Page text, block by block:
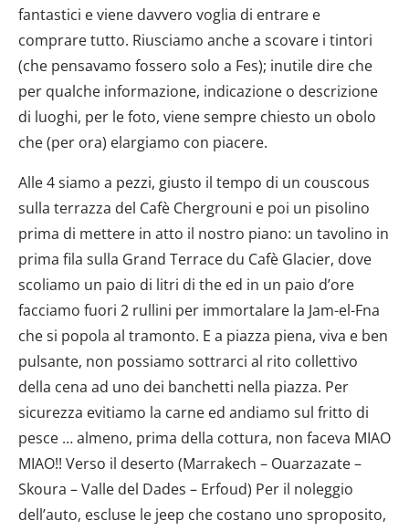
fantastici e viene davvero voglia di entrare e
comprare tutto. Riusciamo anche a scovare i tintori
(che pensavamo fossero solo a Fes); inutile dire che
per qualche informazione, indicazione o descrizione
di luoghi, per le foto, viene sempre chiesto un obolo
che (per ora) elargiamo con piacere.
Alle 4 siamo a pezzi, giusto il tempo di un couscous
sulla terrazza del Cafè Chergrouni e poi un pisolino
prima di mettere in atto il nostro piano: un tavolino in
prima fila sulla Grand Terrace du Cafè Glacier, dove
scoliamo un paio di litri di the ed in un paio d’ore
facciamo fuori 2 rullini per immortalare la Jam-el-Fna
che si popola al tramonto. E a piazza piena, viva e ben
pulsante, non possiamo sottrarci al rito collettivo
della cena ad uno dei banchetti nella piazza. Per
sicurezza evitiamo la carne ed andiamo sul fritto di
pesce … almeno, prima della cottura, non faceva MIAO
MIAO!! Verso il deserto (Marrakech – Ouarzazate –
Skoura – Valle del Dades – Erfoud) Per il noleggio
dell’auto, escluse le jeep che costano uno sproposito,